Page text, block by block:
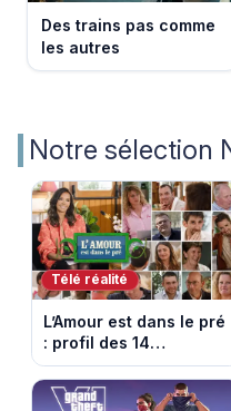
Des trains pas comme
les autres
Notre sélection
Télé réalité
L’Amour est dans le pré
: profil des 14
agriculteurs, speed
dating inédit et de
nouvelles histoires